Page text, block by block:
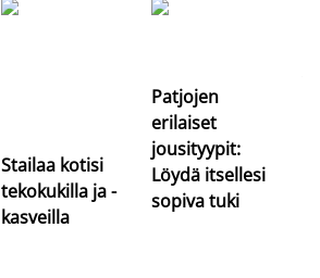
Stailaa kotisi
tekokukilla ja -
kasveilla
Patjojen
erilaiset
jousityypit:
Löydä itsellesi
sopiva tuki